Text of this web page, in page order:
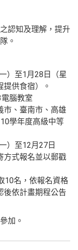
認知及理解，提升
。
）至1月28日（星
供食宿）。
腦教室
市、臺南市、高雄
學年度高級中等
）至12月27日
方式報名並以郵戳
10名，依報名資格
後依計畫期程公告
加。